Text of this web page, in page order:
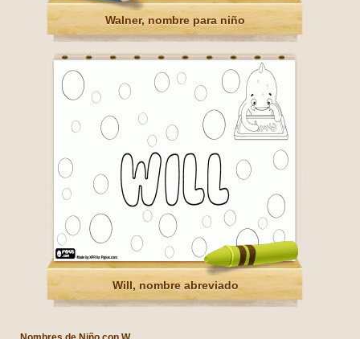
Walner, nombre para niño
Will, nombre abreviado